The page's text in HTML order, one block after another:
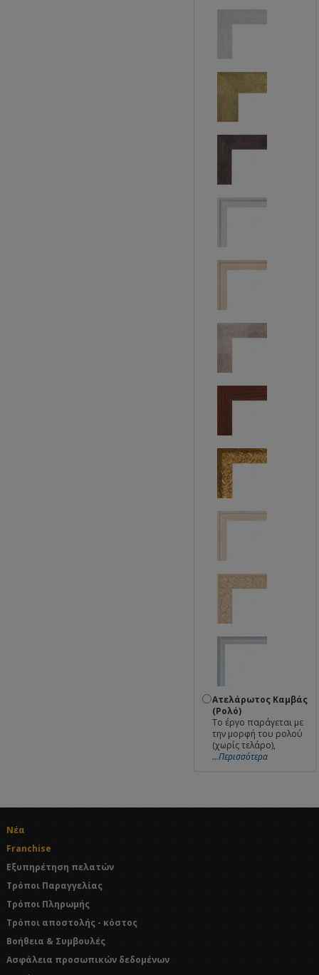
Ατελάρωτος Καμβάς
(Ρολό)
Το έργο παράγεται με
την μορφή του ρολού
(χωρίς τελάρο),
...Περισσότερα
Νέα
Franchise
Εξυπηρέτηση πελατών
Τρόποι Παραγγελίας
Τρόποι Πληρωμής
Τρόποι αποστολής - κόστος
Βοήθεια & Συμβουλές
Ασφάλεια προσωπικών δεδομένων